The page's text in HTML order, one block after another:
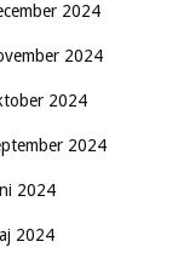
2024
2024
2024
2024
2024
2024